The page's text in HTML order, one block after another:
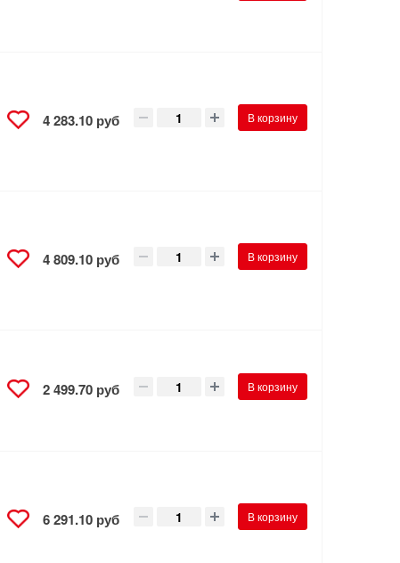
4 283.10 руб В корзину
4 809.10 руб В корзину
2 499.70 руб В корзину
6 291.10 руб В корзину